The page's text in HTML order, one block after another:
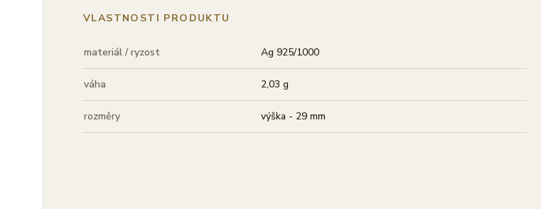
VLASTNOSTI PRODUKTU
materiál / ryzost Ag 925/1000
váha 2,03 g
rozměry výška - 29 mm